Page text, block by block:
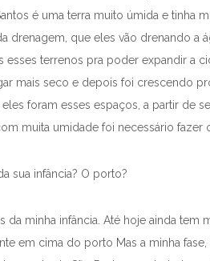
é uma terra muito úmida e tinha
drenagem, que eles vão drenando a
esses terrenos pra poder expandir a
mais seco e depois foi crescendo
foram esses espaços, a partir de
muita umidade foi necessário fazer
sua infância? O porto?
minha infância. Até hoje ainda tem
em cima do porto Mas a minha fase,